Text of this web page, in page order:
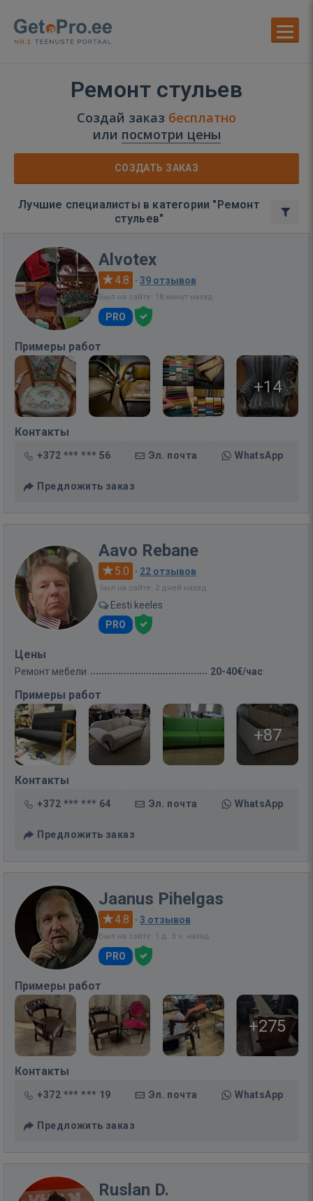
Ремонт стульев
Создай заказ бесплатно
или посмотри цены
СОЗДАТЬ ЗАКАЗ
Лучшие специалисты в категории "Ремонт
стульев"
Alvotex
4.8 · 39 отзывов
Был на сайте: 18 минут назад
PRO
Примеры работ
+14
Контакты
+372 *** *** 56 Эл. почта WhatsApp
Предложить заказ
Aavo Rebane
5.0 · 22 отзывов
Был на сайте: 2 дней назад
Eesti keeles
PRO
Цены
Ремонт мебели 20-40€/час
Примеры работ
+87
Контакты
+372 *** *** 64 Эл. почта WhatsApp
Предложить заказ
Jaanus Pihelgas
4.8 · 3 отзывов
Был на сайте: 1 д. 3 ч. назад
PRO
Примеры работ
+275
Контакты
+372 *** *** 19 Эл. почта WhatsApp
Предложить заказ
Ruslan D.